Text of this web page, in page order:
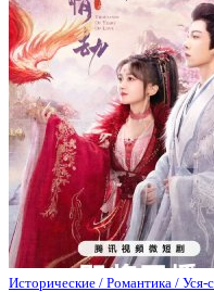
Исторические / Романтика / Уся-